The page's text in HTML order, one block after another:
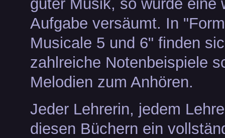
guter Musik, so wurde eine
Aufgabe versäumt. In
Musicale 5 und 6" finden
zahlreiche Notenbeispiele
Melodien zum Anhören.
Jeder Lehrerin, jedem
diesen Büchern ein